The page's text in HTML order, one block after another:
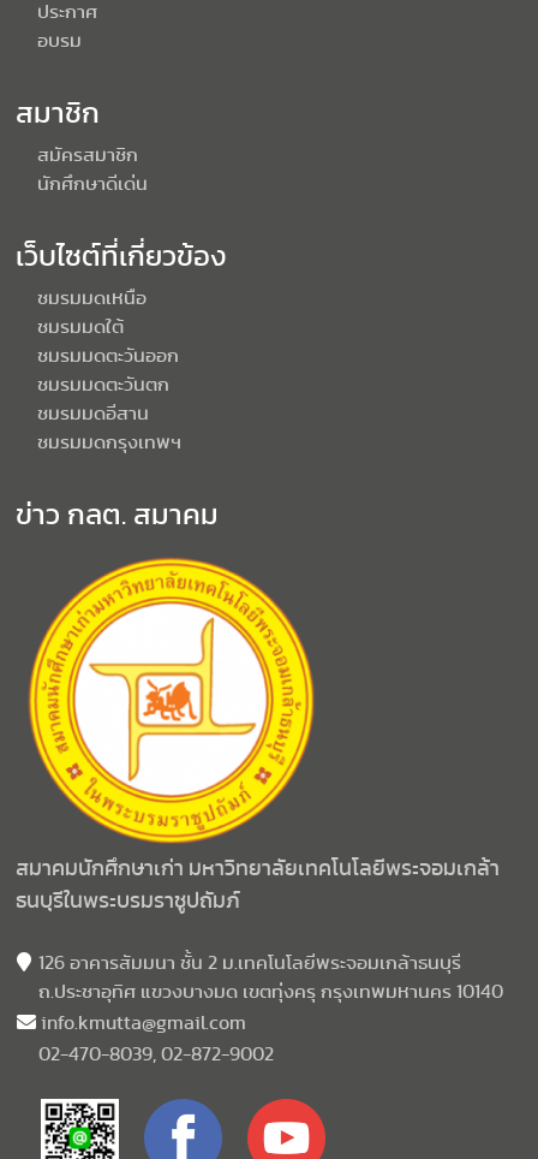
ประกาศ
อบรม
สมาชิก
สมัครสมาชิก
นักศึกษาดีเด่น
เว็บไซต์ที่เกี่ยวข้อง
ชมรมมดเหนือ
ชมรมมดใต้
ชมรมมดตะวันออก
ชมรมมดตะวันตก
ชมรมมดอีสาน
ชมรมมดกรุงเทพฯ
ข่าว กลต. สมาคม
สมาคมนักศึกษาเก่า มหาวิทยาลัยเทคโนโลยีพระจอมเกล้า
ธนบุรีในพระบรมราชูปถัมภ์
126 อาคารสัมมนา ชั้น 2 ม.เทคโนโลยีพระจอมเกล้าธนบุรี
ถ.ประชาอุทิศ แขวงบางมด เขตทุ่งครุ กรุงเทพมหานคร 10140
info.kmutta@gmail.com
02-470-8039, 02-872-9002